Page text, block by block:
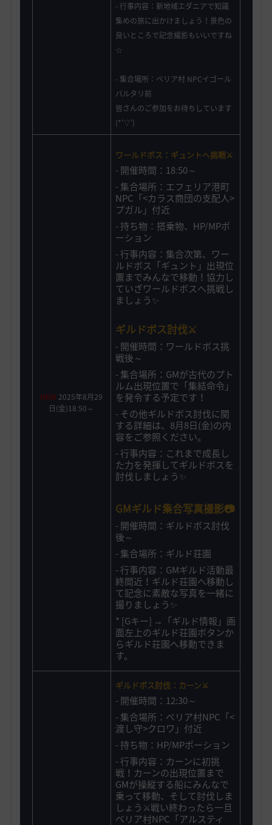
- 行事内容：新地域エダニアで知識
集めの旅に出かけましょう！景色の
良いところで記念撮影もいいですね
☆
- 集合場所：ベリア村 NPCイゴール
バルタリ前
皆さんのご参加をお待ちしています
(*'▽')
NEW2025年8月29
日(金)18ː50～
ワールドボス：ギュントへ挑戦⚔️
- 開催時間：18ː50～
- 集合場所：エフェリア港町
NPC「<カラス商団の支配人>
プガル」付近
-持ち物：搭乗物、HP/MPポ
ーション
- 行事内容：集合次第、ワー
ルドボス「ギュント」出現位
置までみんなで移動！協力し
ていざワールドボスへ挑戦し
ましょう✨
ギルドボス討伐⚔️
-開催時間： ワールドボス挑
戦後～
- 集合場所：GMが古代のプト
ルム出現位置で「集結命令」
を発令する予定です！
- その他ギルドボス討伐に関
する詳細は、8月8日(金)の内
容をご参照ください。
- 行事内容：これまで成長し
た力を発揮してギルドボスを
討伐し ましょう✨
GMギルド集合写真撮影📷
-開催時間：ギルドボス討伐
後～
-集合場所：ギルド荘園
- 行事内容：GMギルド活動最
終間近！ ギルド荘園へ移動し
て記念に素敵な写真を一緒に
撮りましょう✨
* [Gキー] →「ギルド情報」画
面左上のギルド荘園ボタンか
らギルド荘園へ移動できま
す。
ギルドボス討伐：カーン⚔️
- 開催時間：12:30～
- 集合場所：ベリア村NPC「<
渡し守>クロワ」付近
-持ち物：HP/MPポーション
- 行事内容：カーンに初挑
戦！カーンの出現位置まで
GMが操縦する船にみんなで
乗って移動、そして討伐しま
しょう⚔️戦い終わったら一旦
ベリア村NPC「アルスティ